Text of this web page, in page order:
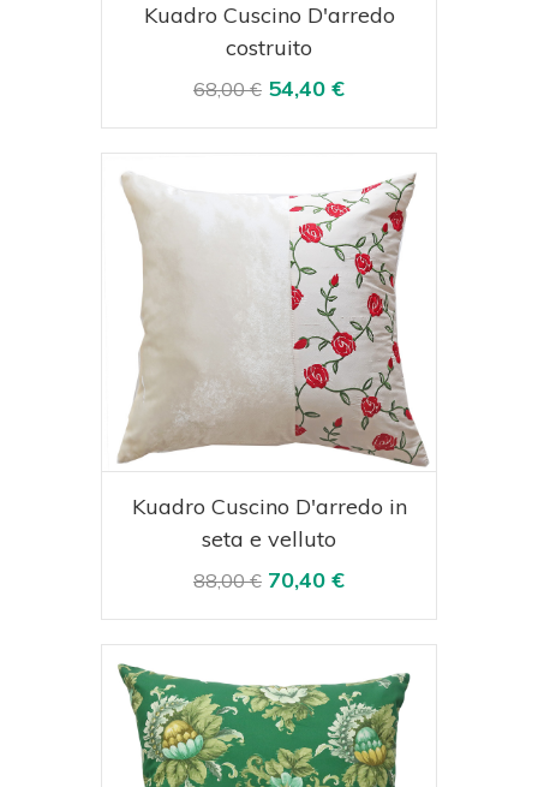
Acquista Visualizza
Kuadro Cuscino D'arredo
costruito
68,00 € 54,40 €
Acquista Visualizza
Kuadro Cuscino D'arredo in
seta e velluto
88,00 € 70,40 €